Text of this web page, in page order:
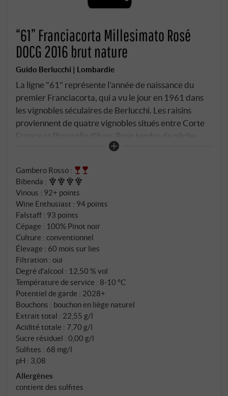
“61” Franciacorta Millesimato Rosé
DOCG 2016 brut nature
Guido Berlucchi | Lombardie
La ligne "61" représente l'année de naissance du
premier Franciacorta, qui a vu le jour en 1961 dans
les vignobles séculaires de Berlucchi. Les raisins
proviennent de quatre vignobles situés entre Corte
Franca et Provaglio d'Iseo. Rose tendre de pêche.
Parfum envoûtant d'airelle, d'agrumes avec une
pain et de levure mêlée à la puissance, l'acidité et les
tanins du pinot noir, une mousse abondante et un
perlage fin et persistant. En fin de bouche, une note
aristocratique d'amertume et une onctuosité
gracieuse. SUPERIORE.DE
Gambero Rosso :
Bibenda :
Vinous : 92+ points
Wine Enthusiast : 94 points
Falstaff : 93 points
Cépage : 100% Pinot noir
Culture : conventionnel
Élevage : 60 mois sur lies
Filtration : oui
Degré d'alcool : 12,50 % vol
Température de service : 8‑10 °C
Potentiel de garde : 2028+
Bouchons : bouchon en liège naturel
Extrait total : 22,55 g/l
Acidité totale : 7,70 g/l
Sucre résiduel : 0,00 g/l
Sulfites : 68 mg/l
pH : 3,08
Allergènes
contient des sulfites